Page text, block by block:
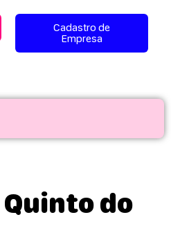
Cadastro de
Empresa
do